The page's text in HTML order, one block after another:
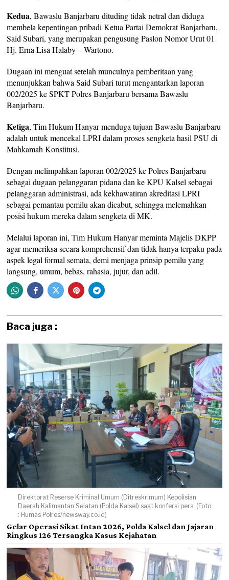
Kedua, Bawaslu Banjarbaru dituding tidak netral dan diduga
membela kepentingan pribadi Ketua Partai Demokrat Banjarbaru,
Said Subari, yang merupakan pengusung Paslon Nomor Urut 01
Hj. Erna Lisa Halaby – Wartono.
Dugaan ini menguat setelah munculnya pemberitaan yang
menunjukkan bahwa Said Subari turut mengantarkan laporan
002/2025 ke SPKT Polres Banjarbaru bersama Bawaslu
Banjarbaru.
Ketiga, Tim Hukum Hanyar menduga tujuan Bawaslu Banjarbaru
adalah untuk mencekal LPRI dalam proses sengketa hasil PSU di
Mahkamah Konstitusi.
Dengan melimpahkan laporan 002/2025 ke Polres Banjarbaru
sebagai dugaan pelanggaran pidana dan ke KPU Kalsel sebagai
pelanggaran administrasi, ada kekhawatiran akreditasi LPRI
sebagai pemantau pemilu akan dicabut, sehingga melemahkan
posisi hukum mereka dalam sengketa di MK.
Melalui laporan ini, Tim Hukum Hanyar meminta Majelis DKPP
agar memeriksa secara komprehensif dan tidak hanya terpaku pada
aspek legal formal semata, demi menjaga prinsip pemilu yang
langsung, umum, bebas, rahasia, jujur, dan adil.
Baca juga :
Direktorat Reserse Kriminal Umum (Ditreskrimum) Kepolisian
Daerah Kalimantan Selatan (Polda Kalsel) saat konfersi pers. (Foto
: Humas Polres/newsway.co.id)
Gelar Operasi Sikat Intan 2026, Polda Kalsel dan Jajaran
Ringkus 126 Tersangka Kasus Kejahatan